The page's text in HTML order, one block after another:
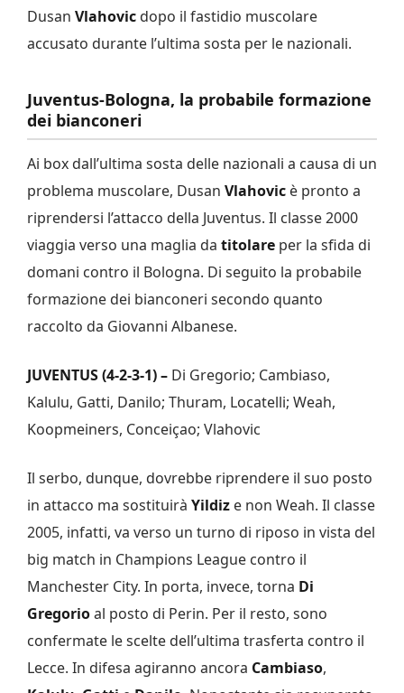
Dusan Vlahovic dopo il fastidio muscolare
accusato durante l’ultima sosta per le nazionali.
Juventus-Bologna, la probabile formazione
dei bianconeri
Ai box dall’ultima sosta delle nazionali a causa di un
problema muscolare, Dusan Vlahovic è pronto a
riprendersi l’attacco della Juventus. Il classe 2000
viaggia verso una maglia da titolare per la sfida di
domani contro il Bologna. Di seguito la probabile
formazione dei bianconeri secondo quanto
raccolto da Giovanni Albanese.
JUVENTUS (4-2-3-1) – Di Gregorio; Cambiaso,
Kalulu, Gatti, Danilo; Thuram, Locatelli; Weah,
Koopmeiners, Conceiçao; Vlahovic
Il serbo, dunque, dovrebbe riprendere il suo posto
in attacco ma sostituirà Yildiz e non Weah. Il classe
2005, infatti, va verso un turno di riposo in vista del
big match in Champions League contro il
Manchester City. In porta, invece, torna Di
Gregorioal posto di Perin. Per il resto, sono
confermate le scelte dell’ultima trasferta contro il
Lecce. In difesa agiranno ancora Cambiaso,